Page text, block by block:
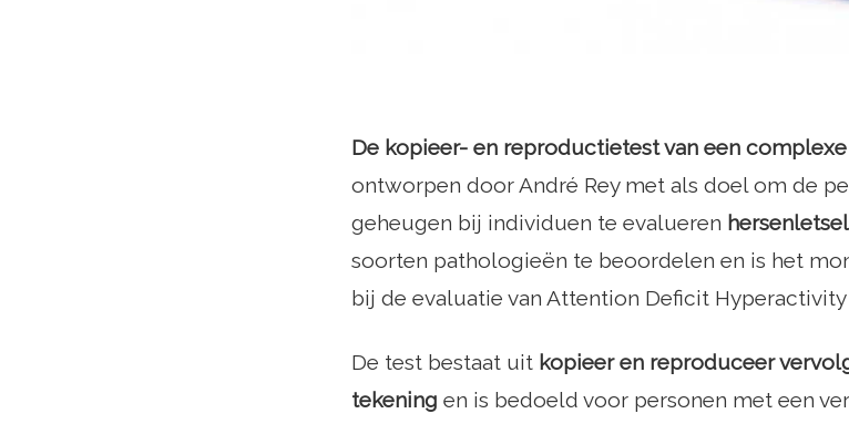
De kopieer- en reproductietest van een complexe
ontworpen door André Rey met als doel om de
geheugen bij individuen te evalueren
soorten pathologieën te beoordelen en is het
bij de evaluatie van Attention Deficit Hyperactivity
De test bestaat uit kopieer en reproduceer
tekening en is bedoeld voor personen met een